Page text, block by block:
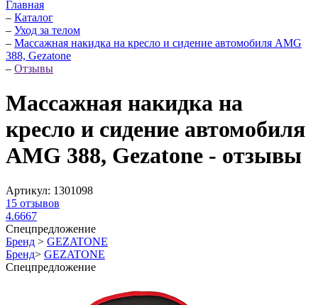
Главная
– Каталог
– Уход за телом
– Массажная накидка на кресло и сидение автомобиля AMG
388, Gezatone
– Отзывы
Массажная накидка на
кресло и сидение автомобиля
AMG 388, Gezatone - отзывы
Артикул: 1301098
15 отзывов
4.6667
Спецпредложение
Бренд > GEZATONE
Бренд> GEZATONE
Спецпредложение